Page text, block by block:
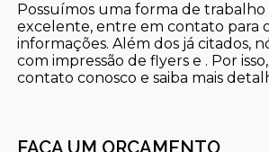
Possuímos uma forma de
excelente, entre em contato para
informações. Além dos já citados,
com impressão de flyers e . Por
contato conosco e saiba mais